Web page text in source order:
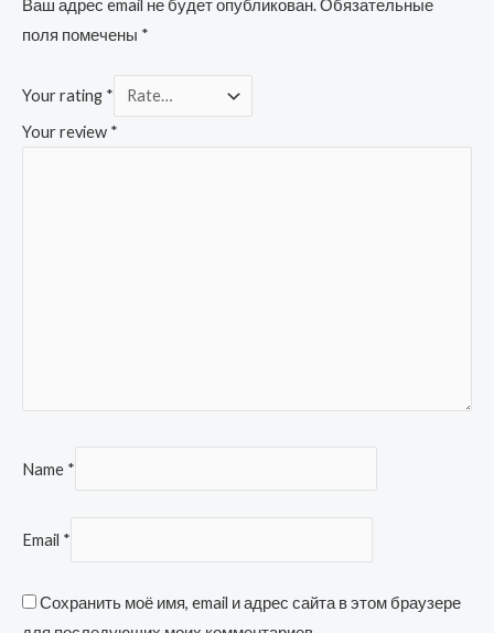
Ваш адрес email не будет опубликован.Обязательные
поля помечены *
Your rating *
Your review *
Name *
Email *
Сохранить моё имя, email и адрес сайта в этом браузере